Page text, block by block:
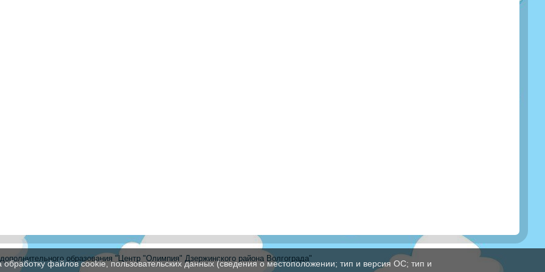
образования "Центр "Олимпия" Дзержинского района Волгограда"
файлов cookie, пользовательских данных (сведения о местоположении; тип и версия ОС; тип и